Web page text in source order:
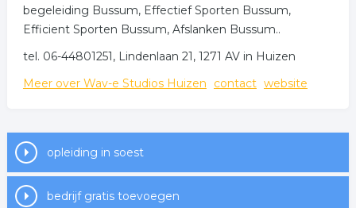
begeleiding Bussum, Effectief Sporten Bussum,
Efficient Sporten Bussum, Afslanken Bussum..
tel. 06-44801251, Lindenlaan 21, 1271 AV in Huizen
Meer over Wav-e Studios Huizen
contact website
opleiding in soest
bedrijf gratis toevoegen